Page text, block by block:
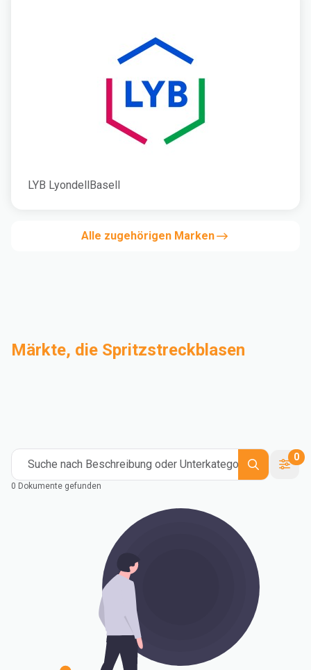
LYB LyondellBasell
Alle zugehörigen Marken
Märkte, die Spritzstreckblasen
Suche nach Beschreibung oder Unterkategorie
0
0 Dokumente gefunden